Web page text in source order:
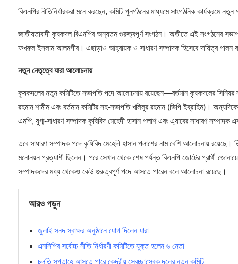
বিএনপির নীতিনির্ধারকরা মনে করছেন, কমিটি পুনর্গঠনের মাধ্যমে সাংগঠনিক কার্যক্রমে
জাতীয়তাবাদী কৃষকদল বিএনপির অন্যতম গুরুত্বপূর্ণ সংগঠন। অতীতে এই সংগঠনের
ফখরুল ইসলাম আলমগীর। এছাড়াও আহ্বায়ক ও সাধারণ সম্পাদক হিসেবে দায়িত্ব পালন
নতুন নেতৃত্বে যারা আলোচনায়
কৃষকদলের নতুন কমিটিতে সভাপতি পদে আলোচনায় রয়েছেন—বর্তমান কৃষকদলের সিনিয়র
রহমান শামীম এবং বর্তমান কমিটির সহ-সভাপতি খলিলুর রহমান (ভিপি ইব্রাহিম)।
এমপি, যুগ্ম-সাধারণ সম্পাদক কৃষিবিদ মেহেদী হাসান পলাশ এবং এ্যাবের সাধারণ
তবে সাধারণ সম্পাদক পদে কৃষিবিদ মেহেদী হাসান পলাশের নাম বেশি আলোচনায় রয়েছে।
মনোনয়ন প্রত্যাশী ছিলেন। পরে সেখান থেকে শেষ পর্যন্ত বিএনপি জোটের প্রার্থী
সম্পাদকদের মধ্য থেকেও কেউ গুরুত্বপূর্ণ পদে আসতে পারেন বলে আলোচনা রয়েছে।
আরও পড়ুন
জুলাই সনদ স্বাক্ষর অনুষ্ঠানে যোগ দিলেন যারা
এনসিপির সর্বোচ্চ নীতি নির্ধারণী কমিটিতে যুক্ত হলেন ৬ নেতা
চলতি সপ্তাহে আসতে পারে কেন্দ্রীয় স্বেচ্ছাসেবক দলের নতুন কমিটি